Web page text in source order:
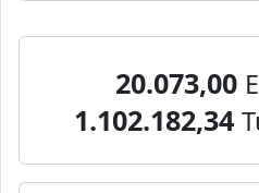
20.073,00
1.102.182,34